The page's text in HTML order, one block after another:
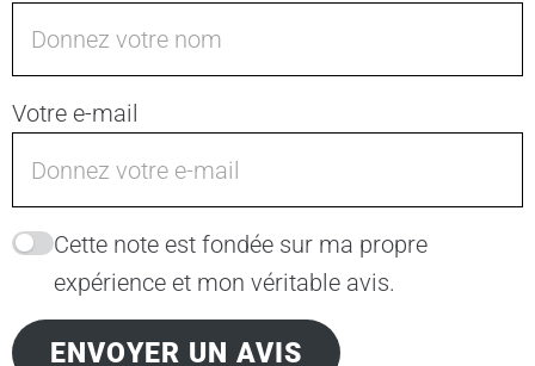
Votre e-mail
Cette note est fondée sur ma propre
expérience et mon véritable avis.
ENVOYER UN AVIS